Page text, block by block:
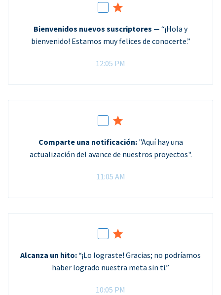
Bienvenidos nuevos suscriptores — “¡Hola y
bienvenido! Estamos muy felices de conocerte.”
12:05 PM
Comparte una notificación:"Aquí hay una
actualización del avance de nuestros proyectos".
11:05 AM
Alcanza un hito:“¡Lo lograste! Gracias; no podríamos
haber logrado nuestra meta sin ti.”
10:05 PM